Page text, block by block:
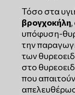
Τόσο στα
βρογχοκήλη
υπόφυση-
την
των
στο
που